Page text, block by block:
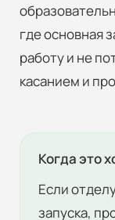
где основная
работу и не
касанием и
Когда это
Если
запуска,